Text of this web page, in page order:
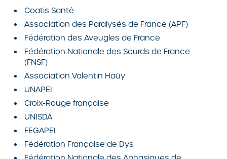
Coatis Santé
Association des Paralysés de France (APF)
Fédération des Aveugles de France
Fédération Nationale des Sourds de France
(FNSF)
Association Valentin Haüy
UNAPEI
Croix-Rouge française
UNISDA
FEGAPEI
Fédération Française de Dys